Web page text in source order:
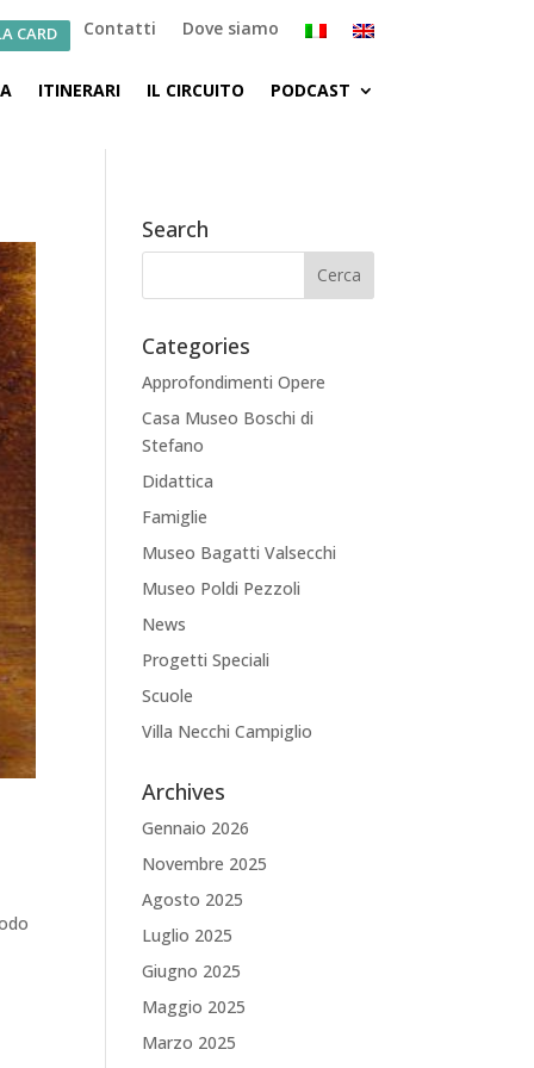
CARD Contatti Dove siamo
ITINERARI IL CIRCUITO PODCAST
Search
Categories
Approfondimenti Opere
Casa Museo Boschi di
Stefano
Didattica
Famiglie
Museo Bagatti Valsecchi
Museo Poldi Pezzoli
News
Progetti Speciali
Scuole
Villa Necchi Campiglio
Archives
Gennaio 2026
Novembre 2025
Agosto 2025
Luglio 2025
Giugno 2025
Maggio 2025
Marzo 2025